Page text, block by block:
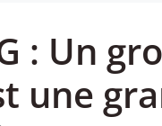
: Un
une